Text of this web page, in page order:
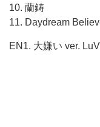
10. 蘭鋳
11. Daydream
EN1. 大嫌い ver.